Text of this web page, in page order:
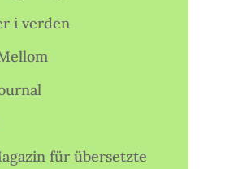
i verden
für übersetzte